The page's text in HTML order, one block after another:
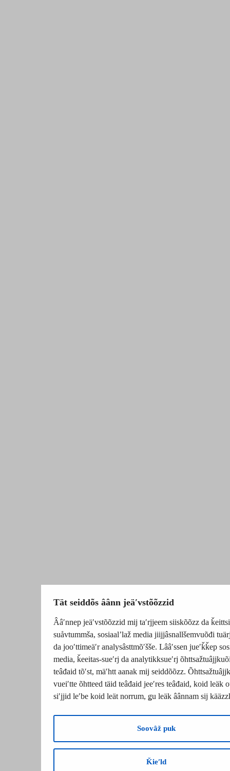
Tät seiddõs âânn jeäʹvstõõzzid
Ââʹnnep jeäʹvstõõzzid mij taʹrjjeem siiskõõzz da ǩeittsi
suåvtummša, sosiaalʼlaž media jiijjâsnallšemvuõđi
da jooʹttimeäʹr analysâsttmõʹšše. Lââʹssen jueʹǩǩep
media, ǩeeitas-sueʹrj da analytikksueʹrj
teâđaid tõʹst, mäʹhtt aanak mij seiddõõzz.
vueiʹtte õhtteed täid teâđaid jeeʹres teâđaid, koid leäk
siʹjjid leʹbe koid leät norrum, ǥu leäk âânnam sij
Soovâž puk
Ǩieʹld